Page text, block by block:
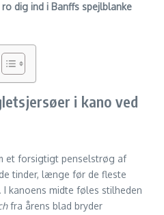
dig ind i Banffs spejlblanke
i kano ved
et forsigtigt penselstrøg af
tinder, længe før de fleste
kanoens midte føles stilheden
fra årens blad bryder